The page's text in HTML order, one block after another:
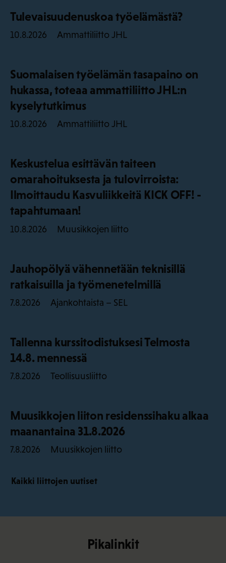
Tulevaisuudenuskoa työelämästä?
10.8.2026 Ammattiliitto JHL
Suomalaisen työelämän tasapaino on
hukassa, toteaa ammattiliitto JHL:n
kyselytutkimus
10.8.2026 Ammattiliitto JHL
Keskustelua esittävän taiteen
omarahoituksesta ja tulovirroista:
Ilmoittaudu Kasvuliikkeitä KICK OFF! -
tapahtumaan!
10.8.2026 Muusikkojen liitto
Jauhopölyä vähennetään teknisillä
ratkaisuilla ja työmenetelmillä
7.8.2026 Ajankohtaista – SEL
Tallenna kurssitodistuksesi Telmosta
14.8. mennessä
7.8.2026 Teollisuusliitto
Muusikkojen liiton residenssihaku alkaa
maanantaina 31.8.2026
7.8.2026 Muusikkojen liitto
Kaikki liittojen uutiset
Pikalinkit